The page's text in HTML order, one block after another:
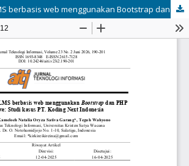
Perancangan LMS berbasis web menggunakan Bootstrap dan PHP Native: Studi kasus PT. Koding Next Indonesia